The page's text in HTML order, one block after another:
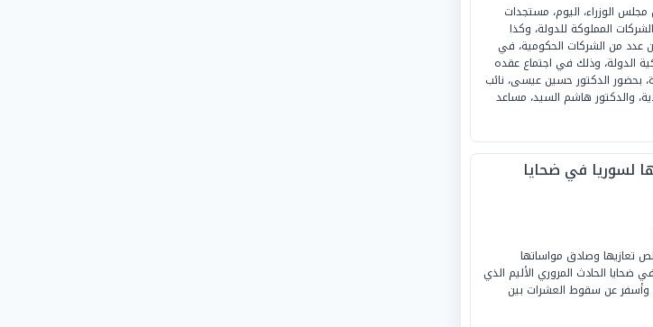
الوزراء، اليوم، مستجدات
المملوكة للدولة، وكذا
عدد من الشركات الحكومية، في
الدولة، وذلك في اجتماع عقده
بحضور الدكتور حسين عيسى، نائب
والدكتور هاشم السيد، مساعد
لسوريا في ضحايا
تعازيها وصادق مواساتها
الحادث المروري الأليم الذي
وأسفر عن سقوط العشرات بين